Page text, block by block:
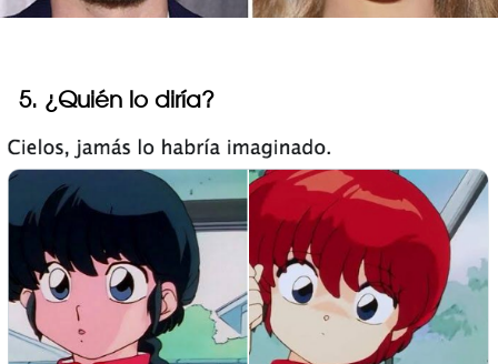
5. ¿Quién lo diría?